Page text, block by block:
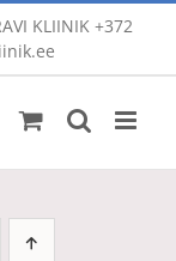
KLIINIK +372